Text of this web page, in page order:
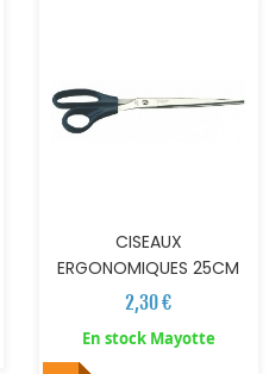
CISEAUX
ERGONOMIQUES 25CM
2,30 €
En stock Mayotte